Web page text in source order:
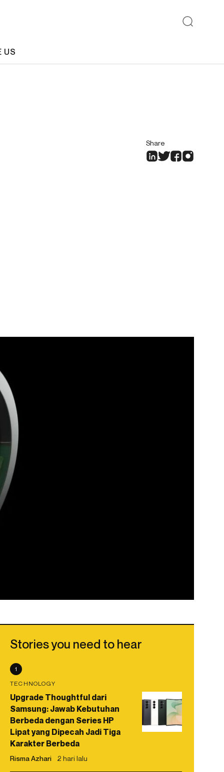
US
Share
Stories you need to hear
1
TECHNOLOGY
Upgrade Thoughtful dari
Samsung: Jawab Kebutuhan
Berbeda dengan Series HP
Lipat yang Dipecah Jadi Tiga
Karakter Berbeda
Risma Azhari 2 hari lalu